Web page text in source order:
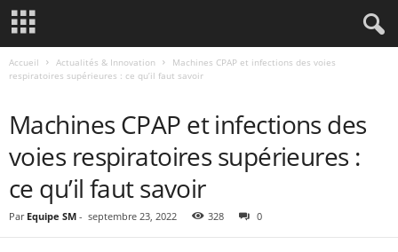
Accueil Actualités & Innovation
Machines CPAP et infections des voies
respiratoires supérieures : ce qu’il faut savoir
Machines CPAP et infections des
voies respiratoires supérieures :
ce qu’il faut savoir
Par Equipe SM - septembre 23, 2022 328 0